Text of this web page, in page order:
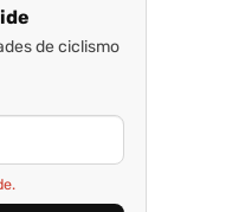
de ciclismo